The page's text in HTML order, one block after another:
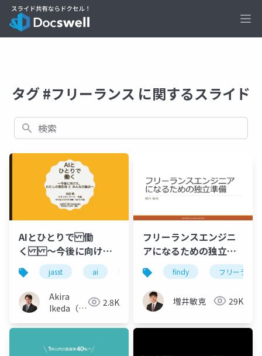
タグ #フリーランス に関するスライド
検索
AIとひとりで 働
く 〜今後に向け
た， わたしの現在地
と みんなの論点〜
jasst ai フリーランス 伴走
Akira
Ikeda（ク
アーツ）
2.8K
フリーランスエンジニ
アになるための独立準
備
findy フリーランス
増井敏克 29K